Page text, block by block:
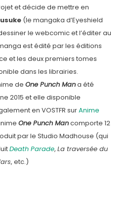
et décide de mettre en
(le mangaka d’Eyeshield
le webcomic et l’éditer au
est édité par les éditions
et les deux premiers tomes
dans les librairies.
de One Punch Mana été
2015 et elle disponible
en VOSTFR surAnime
One Punch Mancomporte 12
par le Studio Madhouse (qui
Death Parade, La traversée du
, etc.)